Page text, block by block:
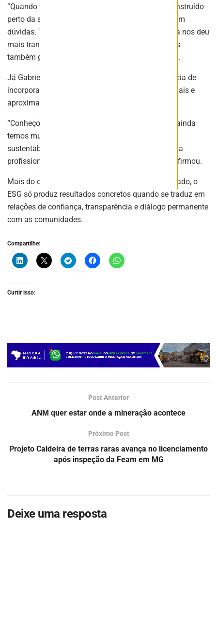
“Quando você tem um empreendimento sendo construído
perto da sua casa, é natural que as pessoas tenham
dúvidas. Trazer a comunidade para dentro de casa nos deu
mais transparência e permitiu diálogos duros, mas
também gerou uma confiança muito maior”, disse.
Já Gabriela Santos, da Vale, ressaltou a importância de
incorporar a sustentabilidade às rotinas operacionais e
aproximar as equipes técnicas dessa agenda.
“Conheço a realidade da operação e acredito que ainda
temos muito a contribuir para desmistificar a
sustentabilidade e mostrar, no dia a dia, como cada
profissional pode fazer parte dessa construção”, afirmou.
Mais do que uma sigla ou uma exigência de mercado, o
ESG só produz resultados concretos quando se traduz em
relações de confiança, transparência e diálogo permanente
com as comunidades.
Compartilhe:
Curtir isso:
Post Anterior
ANM quer estar onde a mineração acontece
Próximo Post
Projeto Caldeira de terras raras avança no licenciamento
após inspeção da Feam em MG
Deixe uma resposta